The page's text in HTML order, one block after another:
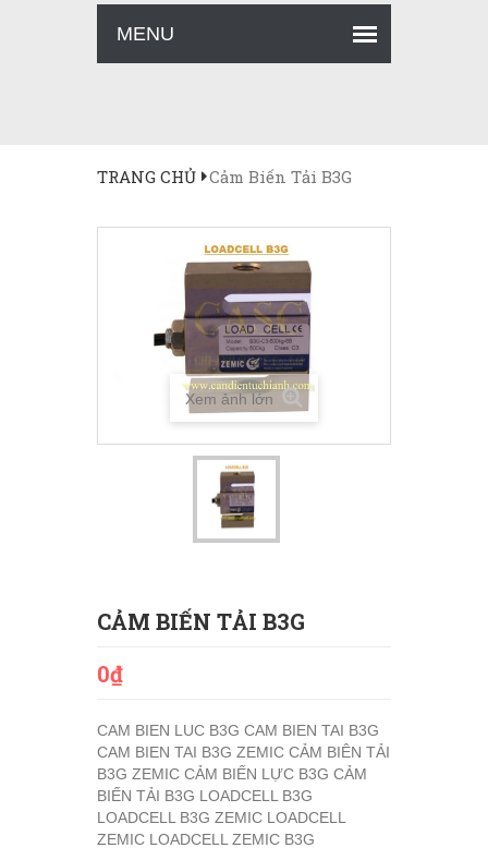
MENU
TRANG CHỦ Cảm Biến Tải B3G
Xem ảnh lớn
CẢM BIẾN TẢI B3G
0₫
CAM BIEN LUC B3G CAM BIEN TAI B3G
CAM BIEN TAI B3G ZEMIC CẢM BIÊN TẢI
B3G ZEMIC CẢM BIẾN LỰC B3G CẢM
BIẾN TẢI B3G LOADCELL B3G
LOADCELL B3G ZEMIC LOADCELL
ZEMIC LOADCELL ZEMIC B3G